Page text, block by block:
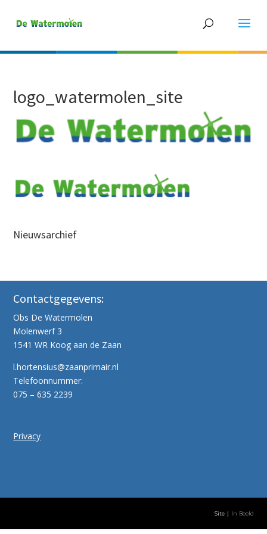
logo_watermolen_site
Nieuwsarchief
Contactgegevens:
Obs De Watermolen
Molenwerf 3
1541 WR Koog aan de Zaan
l.hortensius@zaanprimair.nl
Telefoonnummer:
075 – 635 2239
Privacy
Site | In Beeld